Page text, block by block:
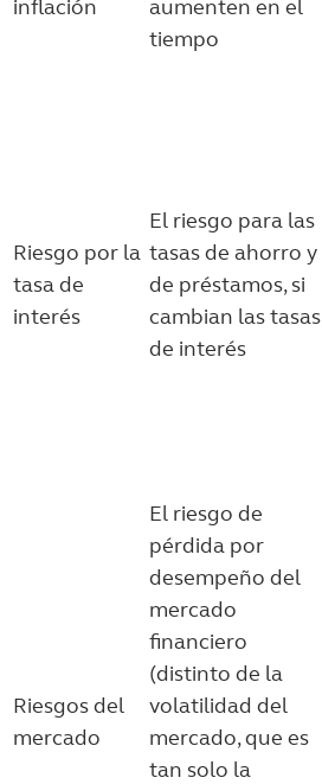
inflación
aumenten en el
tiempo
Riesgo por la
tasa de
interés
El riesgo para las
tasas de ahorro y
de préstamos, si
cambian las tasas
de interés
Riesgos del
mercado
El riesgo de
pérdida por
desempeño del
mercado
financiero
(distinto de la
volatilidad del
mercado, que es
tan solo la